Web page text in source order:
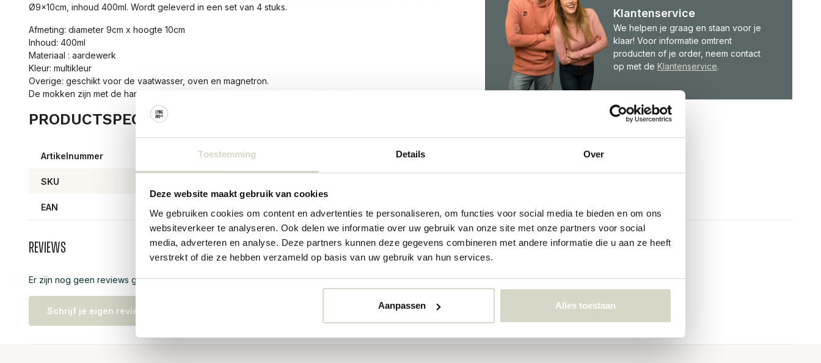
Toestemming Details Over
Deze website maakt gebruik van cookies
We gebruiken cookies om content en advertenties te personaliseren, om functies voor social media te bieden en om ons
websiteverkeer te analyseren. Ook delen we informatie over uw gebruik van onze site met onze partners voor social
media, adverteren en analyse. Deze partners kunnen deze gegevens combineren met andere informatie die u aan ze heeft
verstrekt of die ze hebben verzameld op basis van uw gebruik van hun services.
Aanpassen Alles toestaan
Ø9x10cm, inhoud 400ml. Wordt geleverd in een set van 4 stuks.
Afmeting: diameter 9cm x hoogte 10cm
Inhoud: 400ml
Materiaal : aardewerk
Kleur: multikleur
Overige: geschikt voor de vaatwasser, oven en magnetron.
De mokken zijn met de hand gedecoreerd waardoor er per item verschillen zijn.
PRODUCTSPECIFICATIES
Artikelnummer 82057719
SKU
EAN
Klantenservice
We helpen je graag en staan voor je
klaar! Voor informatie omtrent
producten of je order, neem contact
op met de Klantenservice.
Reviews
Er zijn nog geen reviews geschreven over dit product..
Schrijf je eigen review